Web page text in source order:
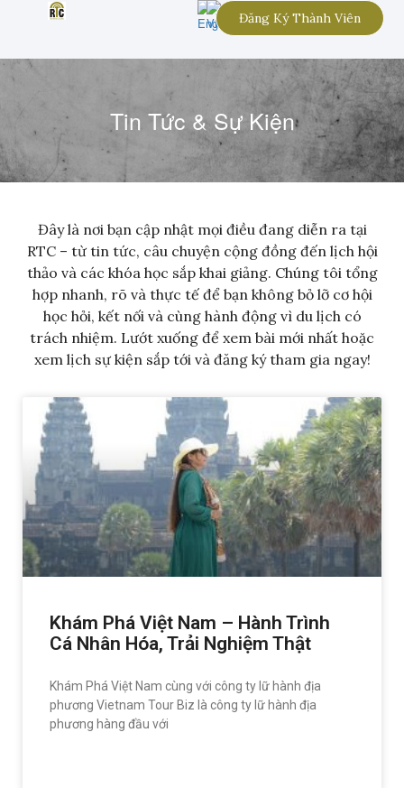
Đăng Ký Thành Viên
Tin Tức & Sự Kiện
Đây là nơi bạn cập nhật mọi điều đang diễn ra tại
RTC – từ tin tức, câu chuyện cộng đồng đến lịch hội
thảo và các khóa học sắp khai giảng. Chúng tôi tổng
hợp nhanh, rõ và thực tế để bạn không bỏ lỡ cơ hội
học hỏi, kết nối và cùng hành động vì du lịch có
trách nhiệm. Lướt xuống để xem bài mới nhất hoặc
xem lịch sự kiện sắp tới và đăng ký tham gia ngay!
Khám Phá Việt Nam – Hành Trình
Cá Nhân Hóa, Trải Nghiệm Thật
Khám Phá Việt Nam cùng với công ty lữ hành địa
phương Vietnam Tour Biz là công ty lữ hành địa
phương hàng đầu với